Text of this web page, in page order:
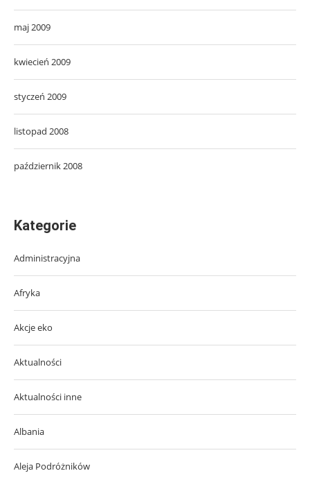
maj 2009
kwiecień 2009
styczeń 2009
listopad 2008
październik 2008
Kategorie
Administracyjna
Afryka
Akcje eko
Aktualności
Aktualności inne
Albania
Aleja Podróżników